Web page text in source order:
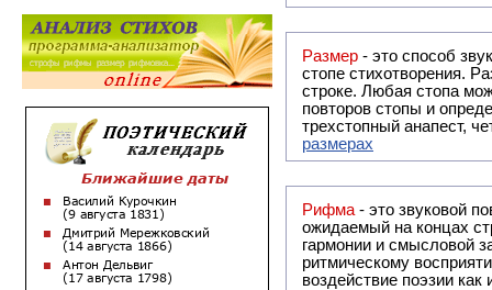
Размер - это способ
стопе стихотворения.
строке. Любая стопа
повторов стопы и
трехстопный анапест,
размерах
Рифма - это звуковой повтор, традиционно используемый в поэзии и, как
ожидаемый на концах
гармонии и смысловой
ритмическому
воздействие поэзии